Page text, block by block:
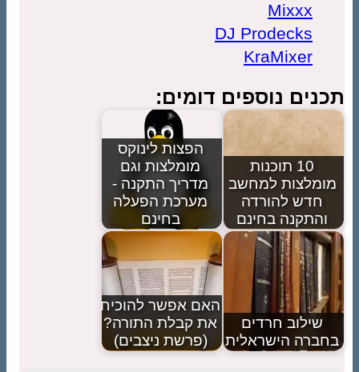
Mixxx
DJ Prodecks
KraMixer
תכנים נוספים דומים:
10 תוכנות
מומלצות למחשב
חדש להורדה
והתקנה בחינם
הפצות לינוקס
מומלצות וגם
מדריך התקנה -
מערכת הפעלה
בחינם
שילוב חרדים
בחברה הישראלית
האם אפשר להוכיח
את קבלת התורה?
(פרשת ניצבים)